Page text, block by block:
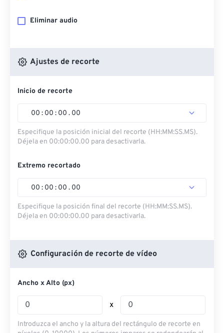
Eliminar audio
Ajustes de recorte
Inicio de recorte
00 : 00 : 00 . 00
Especifique la posición inicial del recorte (HH:MM:SS.MS).
Déjela en 00:00:00.00 para desactivarla.
Extremo recortado
00 : 00 : 00 . 00
Especifique la posición final del recorte (HH:MM:SS.MS).
Déjela en 00:00:00.00 para desactivarla.
Configuración de recorte de vídeo
Ancho x Alto (px)
x
Introduzca el ancho y la altura del rectángulo de recorte en